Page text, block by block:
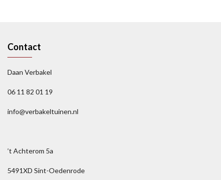
Contact
Daan Verbakel
06 11 82 01 19
info@verbakeltuinen.nl
’t Achterom 5a
5491XD Sint-Oedenrode